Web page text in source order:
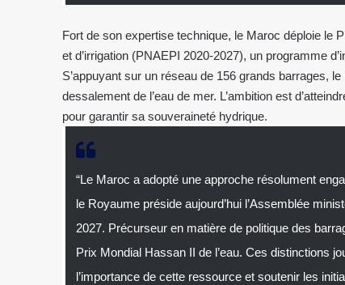
Fort de son expertise technique, le Maroc déploie le
et d’irrigation (PNAEPI 2020-2027), un programme
S’appuyant sur un réseau de 156 grands barrages,
dessalement de l’eau de mer. L’ambition est
pour garantir sa souveraineté hydrique.
“Le Maroc a adopté une approche résolument
le Royaume préside aujourd’hui l’Assemblée
2027. Précurseur en matière de politique des
Prix Mondial Hassan II de l’eau. Ces distinctions
l’importance de cette ressource et soutenir les